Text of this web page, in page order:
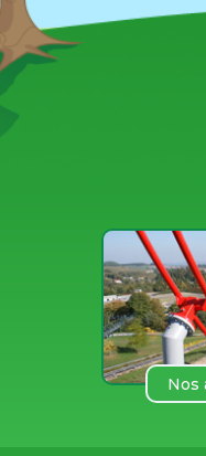
Nos